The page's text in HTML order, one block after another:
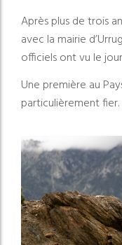
Après plus de trois
avec la mairie
officiels ont vu le
Une première au
particulièrement fier.